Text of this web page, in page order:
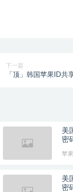
下一篇
「顶」韩国苹果ID共
美
密
苹
美
密